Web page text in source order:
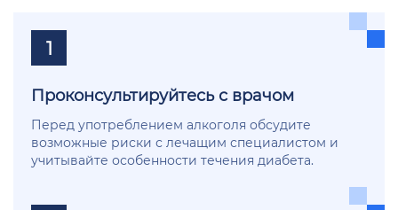
1
Проконсультируйтесь с врачом
Перед употреблением алкоголя обсудите
возможные риски с лечащим специалистом и
учитывайте особенности течения диабета.